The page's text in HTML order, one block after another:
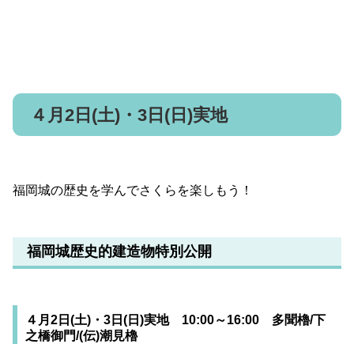
４月2日(土)・3日(日)実地
福岡城の歴史を学んでさくらを楽しもう！
福岡城歴史的建造物特別公開
４月2日(土)・3日(日)実地 10:00～16:00 多聞櫓/下
之橋御門/(伝)潮見櫓